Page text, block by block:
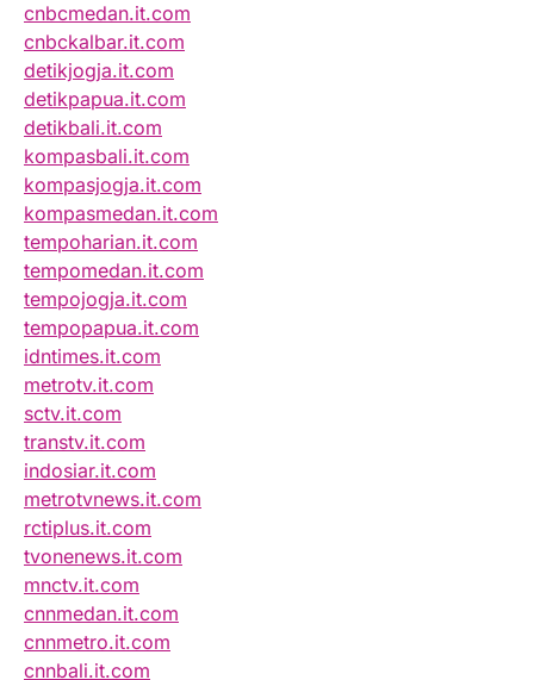
cnbcmedan.it.com
cnbckalbar.it.com
detikjogja.it.com
detikpapua.it.com
detikbali.it.com
kompasbali.it.com
kompasjogja.it.com
kompasmedan.it.com
tempoharian.it.com
tempomedan.it.com
tempojogja.it.com
tempopapua.it.com
idntimes.it.com
metrotv.it.com
sctv.it.com
transtv.it.com
indosiar.it.com
metrotvnews.it.com
rctiplus.it.com
tvonenews.it.com
mnctv.it.com
cnnmedan.it.com
cnnmetro.it.com
cnnbali.it.com